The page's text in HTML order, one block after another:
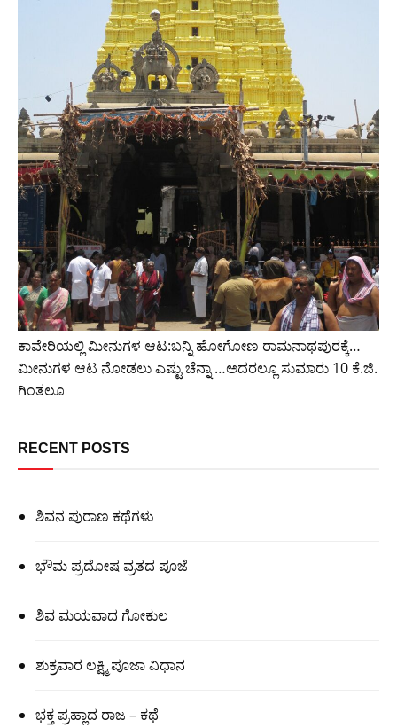
ಕಾವೇರಿಯಲ್ಲಿ ಮೀನುಗಳ ಆಟ:ಬನ್ನಿ ಹೋಗೋಣ ರಾಮನಾಥಪುರಕ್ಕೆ…
ಮೀನುಗಳ ಆಟ ನೋಡಲು ಎಷ್ಟು ಚೆನ್ನಾ …ಅದರಲ್ಲೂ ಸುಮಾರು 10 ಕೆ.ಜಿ.
ಗಿಂತಲೂ
RECENT POSTS
ಶಿವನ ಪುರಾಣ ಕಥೆಗಳು
ಭೌಮ ಪ್ರದೋಷ ವ್ರತದ ಪೂಜೆ
ಶಿವ ಮಯವಾದ ಗೋಕುಲ
ಶುಕ್ರವಾರ ಲಕ್ಷ್ಮಿ ಪೂಜಾ ವಿಧಾನ
ಭಕ್ತ ಪ್ರಹ್ಲಾದ ರಾಜ – ಕಥೆ